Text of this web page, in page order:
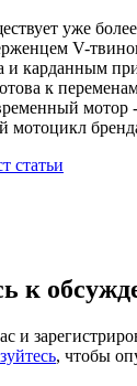
уже более
V-
и карданным
к
мотор
мотоцикл
статьи
к
и
, чтобы